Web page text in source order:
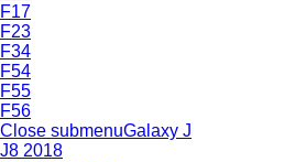
F17
F23
F34
F54
F55
F56
Close submenuGalaxy J
J8 2018